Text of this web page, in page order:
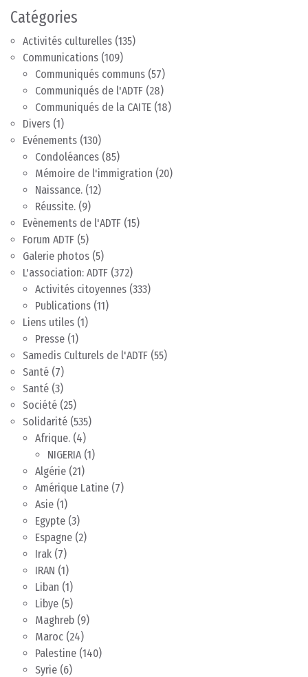
Catégories
Activités culturelles (135)
Communications (109)
Communiqués communs (57)
Communiqués de l'ADTF (28)
Communiqués de la CAITE (18)
Divers (1)
Evénements (130)
Condoléances (85)
Mémoire de l'immigration (20)
Naissance. (12)
Réussite. (9)
Evènements de l'ADTF (15)
Forum ADTF (5)
Galerie photos (5)
L'association: ADTF (372)
Activités citoyennes (333)
Publications (11)
Liens utiles (1)
Presse (1)
Samedis Culturels de l'ADTF (55)
Santé (7)
Santé (3)
Société (25)
Solidarité (535)
Afrique. (4)
NIGERIA(1)
Algérie (21)
Amérique Latine (7)
Asie (1)
Egypte (3)
Espagne (2)
Irak (7)
IRAN (1)
Liban (1)
Libye (5)
Maghreb (9)
Maroc (24)
Palestine (140)
Syrie (6)